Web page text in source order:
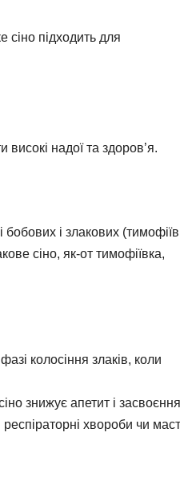
сіно підходить для
високі надої та здоров’я.
і злакових
сіно, як-от тимофіївка,
колосіння злаків, коли
знижує апетит і
хвороби чи